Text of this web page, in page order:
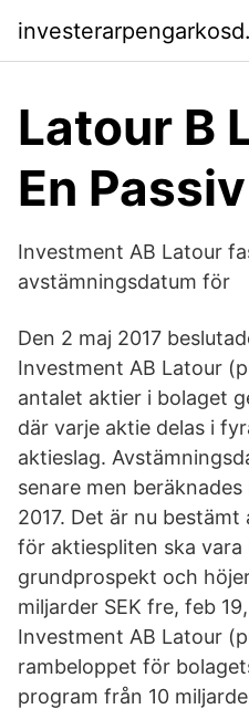
Latour B
En
Investment AB Latour
avstämningsdatum för
Den 2 maj 2017
Investment AB Latour
antalet aktier i bolaget
där varje aktie delas i
aktieslag.
senare men
2017. Det är nu
för aktiespliten ska
grundprospekt och
miljarder SEK fre, feb
Investment AB Latour
rambeloppet för
program från 10